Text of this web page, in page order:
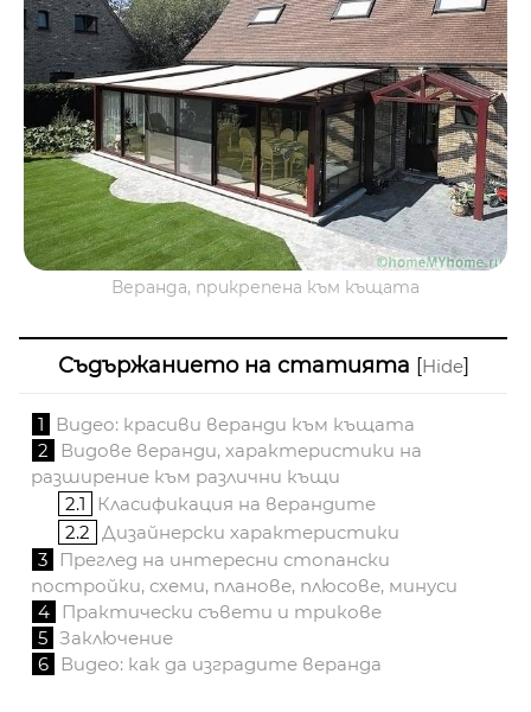
Веранда, прикрепена към къщата
Съдържанието на статията [Hide]
1
Видео: красиви веранди към къщата
2
Видове веранди, характеристики на
разширение към различни къщи
2.1
Класификация на верандите
2.2 Дизайнерски характеристики
3 Преглед на интересни стопански
постройки, схеми, планове, плюсове, минуси
4 Практически съвети и трикове
5 Заключение
6 Видео: как да изградите веранда